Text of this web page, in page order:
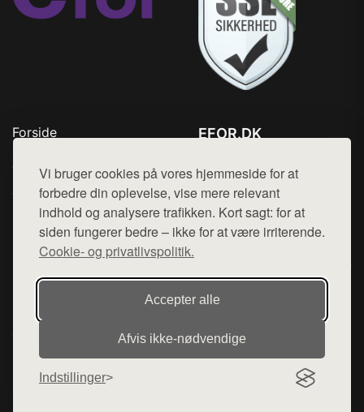
Vi bruger cookies på vores hjemmeside for at
forbedre din oplevelse, vise mere relevant
indhold og analysere trafikken. Kort sagt: for at
siden fungerer bedre – ikke for at være irriterende.
Cookie- og privatlivspolitik.
Accepter alle
Afvis ikke‑nødvendige
Indstillinger
Forside
Top Rabatter
Jotun maling
Kontakt
EFOR.DK
Mail: hej@want.dk
Cookie- og privatlivspolitik
Denne side er en del af want.dk, der udgiver en række
hjemmesider med præsentation af forskellige produkter fra
diverse webshops. Der sælges ikke varer fra denne side - vi
henviser til de shops, som sælger varen. Vi har heller ikke
varerne på lager.